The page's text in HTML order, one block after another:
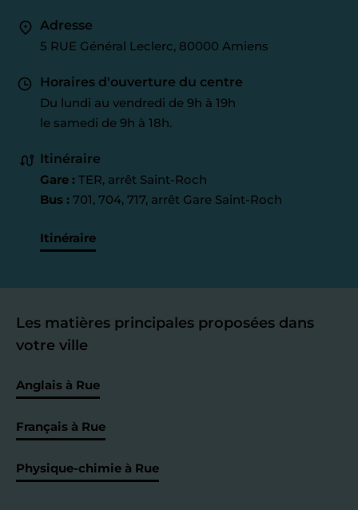
Adresse
5 RUE Général Leclerc, 80000 Amiens
Horaires d'ouverture du centre
Du lundi au vendredi de 9h à 19h
le samedi de 9h à 18h.
Itinéraire
Gare : TER, arrêt Saint-Roch
Bus : 701, 704, 717, arrêt Gare Saint-Roch
Itinéraire
Les matières principales proposées dans
votre ville
Anglais à Rue
Français à Rue
Physique-chimie à Rue